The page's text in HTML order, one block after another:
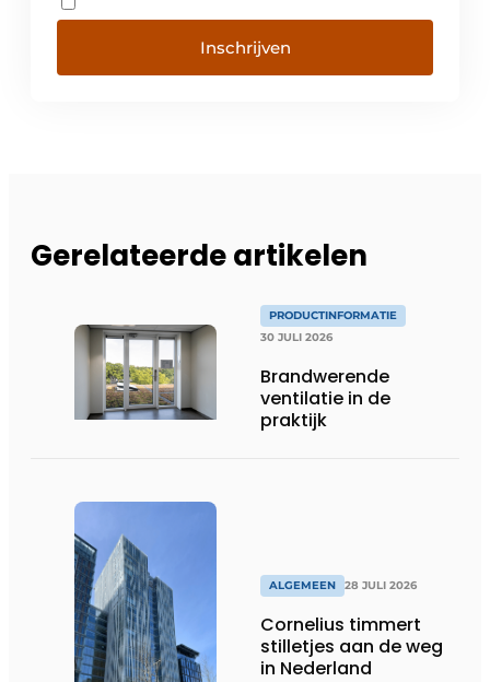
Inschrijven
Gerelateerde artikelen
PRODUCTINFORMATIE
30 JULI 2026
Brandwerende
ventilatie in de
praktijk
ALGEMEEN 28 JULI 2026
Cornelius timmert
stilletjes aan de weg
in Nederland